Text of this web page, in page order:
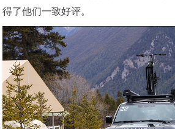
得了他们一致好评。